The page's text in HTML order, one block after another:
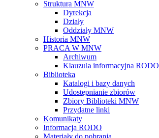
Struktura MNW
Dyrekcja
Działy
Oddziały MNW
Historia MNW
PRACA W MNW
Archiwum
Klauzula informacyjna RODO
Biblioteka
Katalogi i bazy danych
Udostępnianie zbiorów
Zbiory Biblioteki MNW
Przydatne linki
Komunikaty
Informacja RODO
Materiały do pobrania